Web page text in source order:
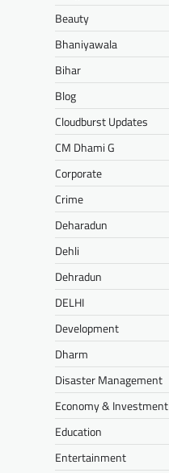
Beauty
Bhaniyawala
Bihar
Blog
Cloudburst Updates
CM Dhami G
Corporate
Crime
Deharadun
Dehli
Dehradun
DELHI
Development
Dharm
Disaster Management
Economy & Investment
Education
Entertainment